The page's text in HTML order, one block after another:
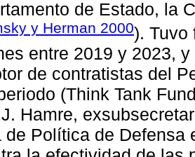
de Estado, la
y Herman 2000). Tuvo
entre 2019 y 2023,
de contratistas del
(Think Tank
Hamre,
de Política de Defensa